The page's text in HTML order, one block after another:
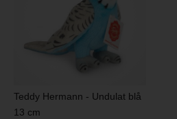
Teddy Hermann - Undulat blå
13 cm